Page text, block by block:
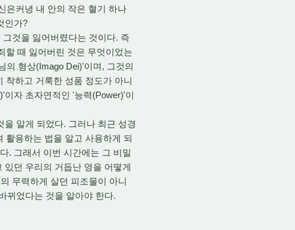
은커녕 내 안의 작은 혈기 하나
인가?
것을 잃어버렸다는 것이다. 즉
할 때 잃어버린 것은 무엇이었는
의 형상(Imago Dei)'이며, 그것의
착하고 거룩한 성품 정도가 아니
자 초자연적인 '능력(Power)'이
알게 되었다. 그러나 최근 성경
활용하는 법을 알고 사용하게 되
. 그래서 이번 시간에는 그 비밀
던 우리의 거듭난 영을 어떻게
무력하게 살던 피조물이 아니
뀌었다는 것을 알아야 한다.